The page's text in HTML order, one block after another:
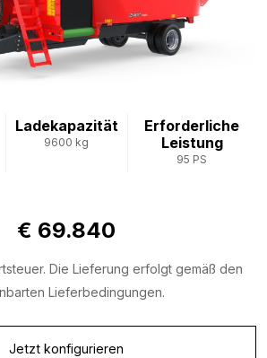
Ladekapazität
9600 kg
Erforderliche
Leistung
95 PS
€ 69.840
Die Lieferung erfolgt gemäß den
Lieferbedingungen.
Jetzt konfigurieren